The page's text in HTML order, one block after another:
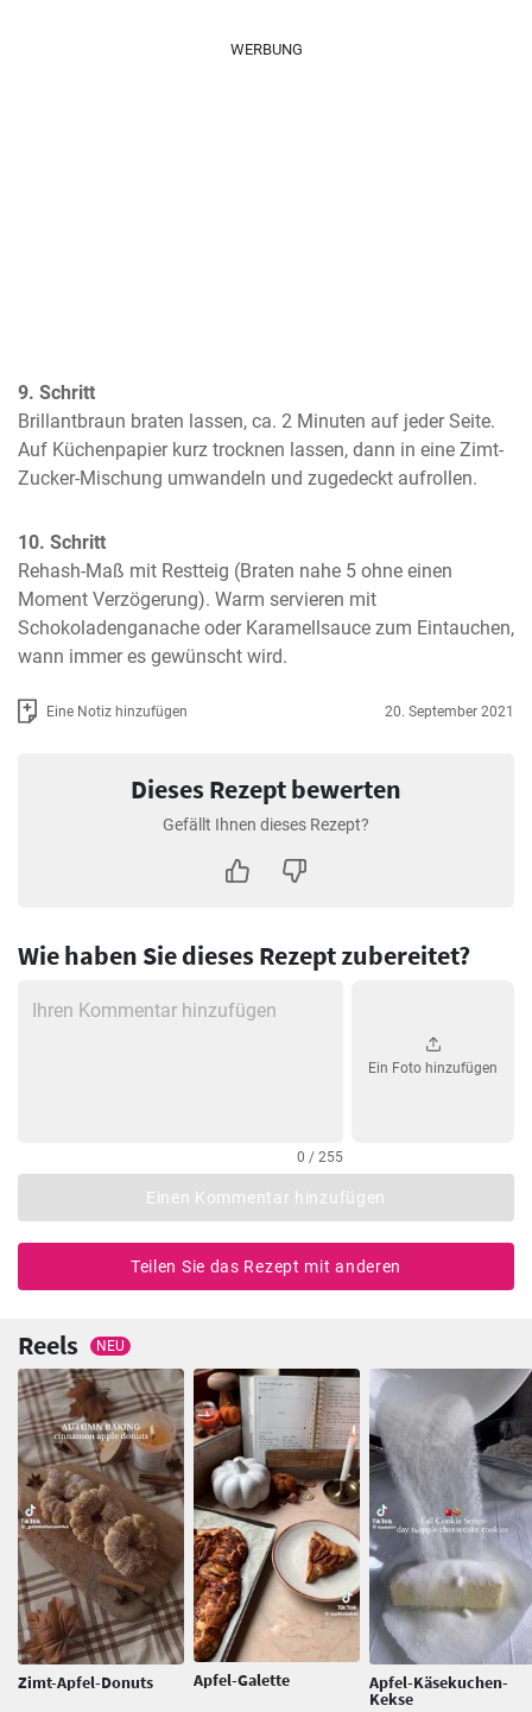
WERBUNG
9. Schritt
Brillantbraun braten lassen, ca. 2 Minuten auf jeder Seite.
Auf Küchenpapier kurz trocknen lassen, dann in eine Zimt-
Zucker-Mischung umwandeln und zugedeckt aufrollen.
10. Schritt
Rehash-Maß mit Restteig (Braten nahe 5 ohne einen
Moment Verzögerung). Warm servieren mit
Schokoladenganache oder Karamellsauce zum Eintauchen,
wann immer es gewünscht wird.
Eine Notiz hinzufügen 20. September 2021
Dieses Rezept bewerten
Gefällt Ihnen dieses Rezept?
Wie haben Sie dieses Rezept zubereitet?
0 / 255
Ein Foto hinzufügen
Einen Kommentar hinzufügen
Teilen Sie das Rezept mit anderen
Reels NEU
Zimt-Apfel-Donuts Apfel-Galette Apfel-Käsekuchen-
Kekse